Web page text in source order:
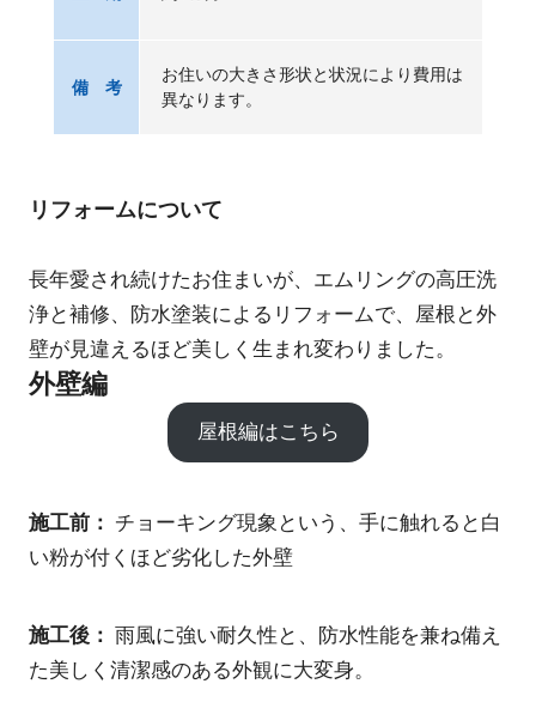
備 考
お住いの大きさ形状と状況により費用は
異なります。
リフォームについて
長年愛され続けたお住まいが、エムリングの高圧洗
浄と補修、防水塗装によるリフォームで、屋根と外
壁が見違えるほど美しく生まれ変わりました。
外壁編
屋根編はこちら
施工前： チョーキング現象という、手に触れると白
い粉が付くほど劣化した外壁
施工後： 雨風に強い耐久性と、防水性能を兼ね備え
た美しく清潔感のある外観に大変身。